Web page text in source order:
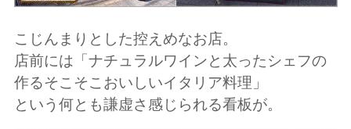
こじんまりとした控えめなお店。
店前には「ナチュラルワインと太ったシェフの
作るそこそこおいしいイタリア料理」
という何とも謙虚さ感じられる看板が。